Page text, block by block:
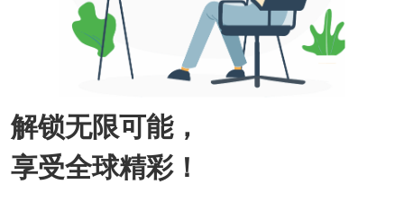
解锁无限可能，
享受全球精彩！